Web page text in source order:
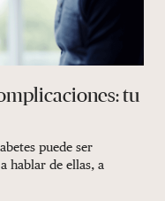
tu
puede ser
hablar de ellas, a